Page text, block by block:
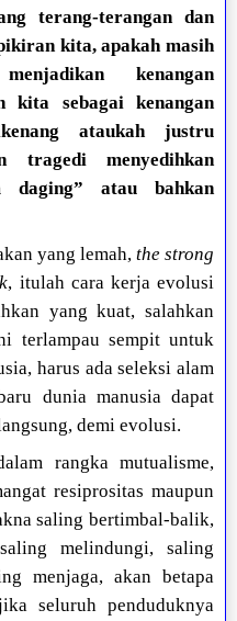
terang-terangan dan
kita, apakah masih
kenangan
kita sebagai kenangan
ataukah justru
tragedi menyedihkan
daging” atau bahkan
yang lemah, the strong
, itulah cara kerja evolusi
yang kuat, salahkan
terlampau sempit untuk
harus ada seleksi alam
dunia manusia dapat
demi evolusi.
rangka mutualisme,
resiprositas maupun
saling bertimbal-balik,
melindungi, saling
menjaga, akan betapa
seluruh penduduknya